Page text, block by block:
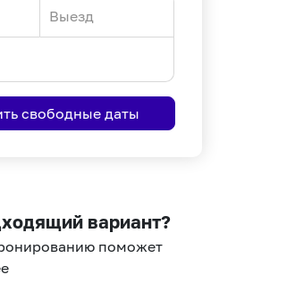
interact
with
select
a
свободные даты
вариант?
поможет